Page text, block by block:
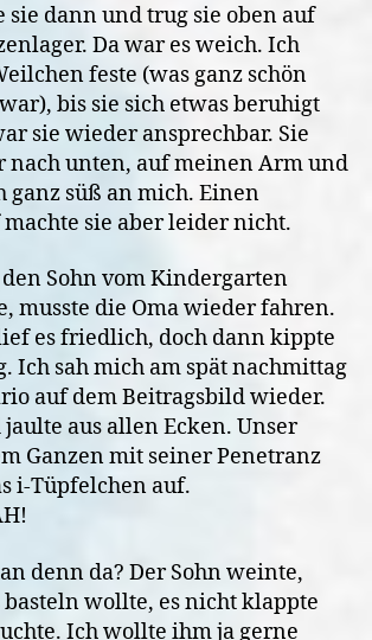
sie dann und trug sie oben auf
Da war es weich. Ich
feste (was ganz schön
bis sie sich etwas beruhigt
sie wieder ansprechbar. Sie
unten, auf meinen Arm und
ganz süß an mich. Einen
sie aber leider nicht.
Sohn vom Kindergarten
musste die Oma wieder fahren.
es friedlich, doch dann kippte
Ich sah mich am spät nachmittag
auf dem Beitragsbild wieder.
jaulte aus allen Ecken. Unser
Ganzen mit seiner Penetranz
i-Tüpfelchen auf.
denn da? Der Sohn weinte,
wollte, es nicht klappte
Ich wollte ihm ja gerne